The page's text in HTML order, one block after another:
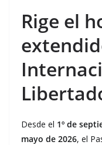
Rige el
Desde el 1º de
mayo de 2026, el